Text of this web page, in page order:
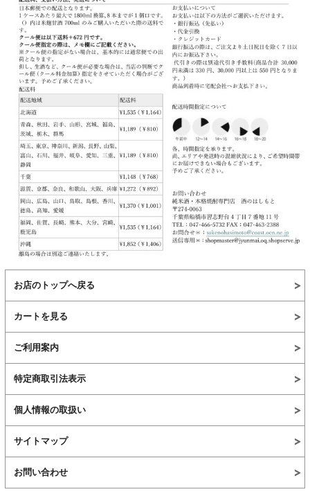
お店のトップへ戻る
カートを見る
ご利用案内
特定商取引法表示
個人情報の取扱い
サイトマップ
お問い合わせ